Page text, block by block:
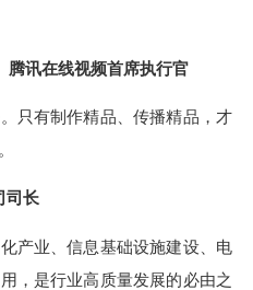
腾讯在线视频首席执行官
有制作精品、传播精品，才
司长
业、信息基础设施建设、电
，是行业高质量发展的必由之